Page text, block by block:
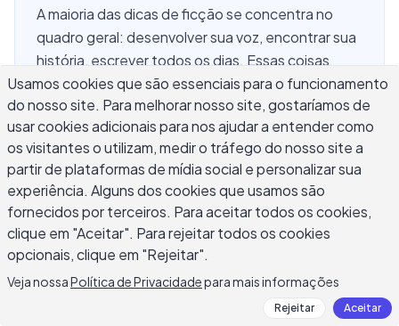
A maioria das dicas de ficção se concentra no
quadro geral: desenvolver sua voz, encontrar sua
história, escrever todos os dias. Essas coisas
importam, mas não ajudam a corrigir o parágrafo
que não está funcionando agora. Este guia cobre
a mecânica prática da escrita que faz a ficção ter
sucesso ou fracasso no nível da frase e da cena.
Você encontrará métodos concretos para
construir cenas que mantêm a tensão, escrever
conflito que parece conquistado, escolher um
ponto de vista que serve sua história, e revisar
rascunhos sem perder o que os tornou dignos de
escrever em primeiro lugar.
Usamos cookies que são essenciais para o funcionamento
do nosso site. Para melhorar nosso site, gostaríamos de
usar cookies adicionais para nos ajudar a entender como
os visitantes o utilizam, medir o tráfego do nosso site a
partir de plataformas de mídia social e personalizar sua
experiência. Alguns dos cookies que usamos são
fornecidos por terceiros. Para aceitar todos os cookies,
clique em "Aceitar". Para rejeitar todos os cookies
opcionais, clique em "Rejeitar".
Veja nossaPolítica de Privacidadepara mais informações
Rejeitar Aceitar